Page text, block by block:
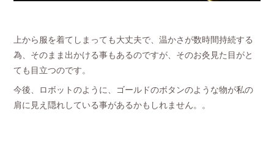
上から服を着てしまっても大丈夫で、温かさが数時間持続する
為、そのまま出かける事もあるのですが、そのお灸見た目がと
ても目立つのです。
今後、ロボットのように、ゴールドのボタンのような物が私の
肩に見え隠れしている事があるかもしれません。。